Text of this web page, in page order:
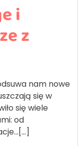
i
z
nam nowe
się w
się wiele
od